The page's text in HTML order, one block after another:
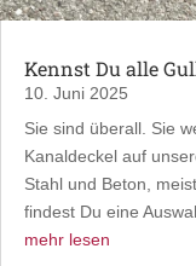
Kennst Du alle
10. Juni 2025
Sie sind überall. Sie
Kanaldeckel auf
Stahl und Beton,
findest Du eine
mehr lesen